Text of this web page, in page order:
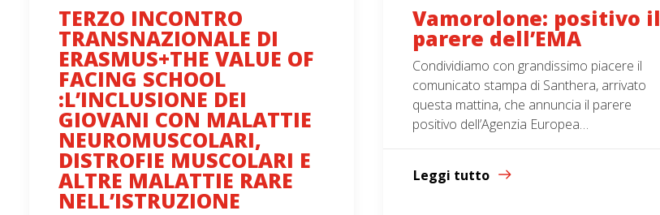
TERZO INCONTRO
TRANSNAZIONALE DI
ERASMUS+THE VALUE OF
FACING SCHOOL
:L’INCLUSIONE DEI
GIOVANI CON MALATTIE
NEUROMUSCOLARI,
DISTROFIE MUSCOLARI E
ALTRE MALATTIE RARE
NELL’ISTRUZIONE
Vamorolone: positivo il
parere dell’EMA
Condividiamo con grandissimo piacere il
comunicato stampa di Santhera, arrivato
questa mattina, che annuncia il parere
positivo dell’Agenzia Europea…
Leggi tutto